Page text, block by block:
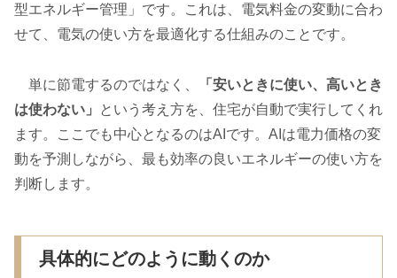
型エネルギー管理」です。これは、電気料金の変動に合わ
せて、電気の使い方を最適化する仕組みのことです。
単に節電するのではなく、
「安いときに使い、高いとき
は使わない」
という考え方を、住宅が自動で実行してくれ
ます。ここでも中心となるのはAIです。AIは電力価格の変
動を予測しながら、最も効率の良いエネルギーの使い方を
判断します。
具体的にどのように動くのか